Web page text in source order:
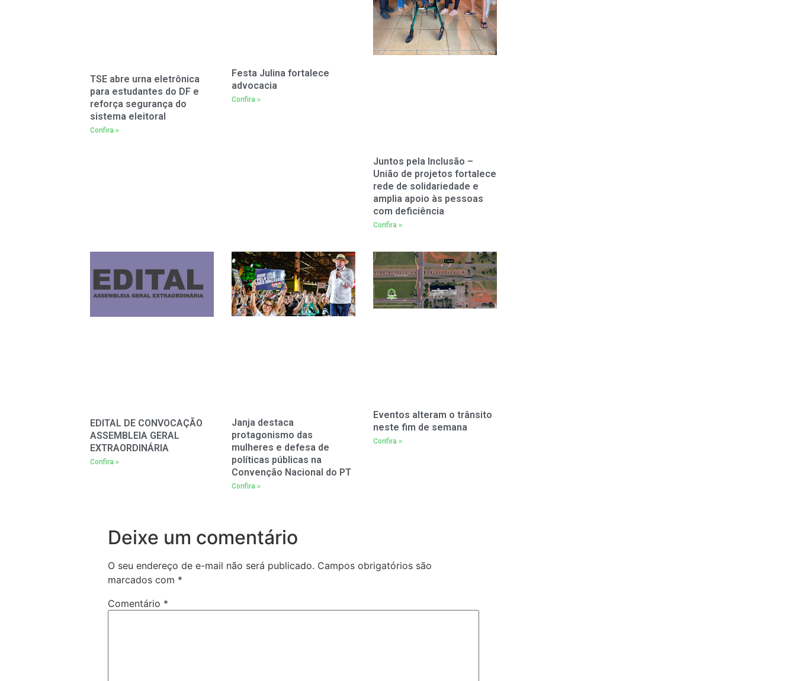
TSE abre urna eletrônica
para estudantes do DF e
reforça segurança do
sistema eleitoral
Confira »
Festa Julina fortalece
advocacia
Confira »
Juntos pela Inclusão –
União de projetos fortalece
rede de solidariedade e
amplia apoio às pessoas
com deficiência
Confira »
EDITAL DE CONVOCAÇÃO
ASSEMBLEIA GERAL
EXTRAORDINÁRIA
Confira »
Janja destaca
protagonismo das
mulheres e defesa de
políticas públicas na
Convenção Nacional do PT
Confira »
Eventos alteram o trânsito
neste fim de semana
Confira »
Deixe um comentário
O seu endereço de e-mail não será publicado. Campos obrigatórios são
marcados com *
Comentário *